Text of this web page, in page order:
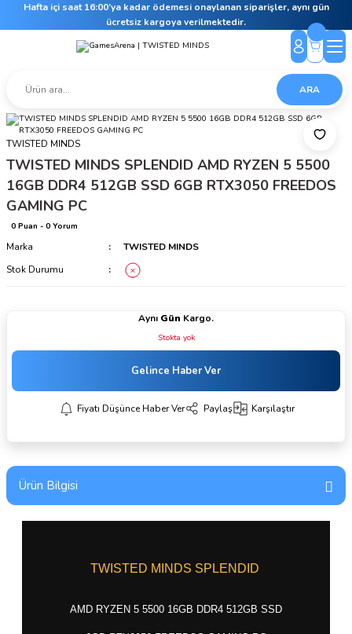
Hafta içi saat 16:00’ya kadar ödemesi onaylanan siparişler, aynı gün
ücretsiz kargoya verilmektedir.
ARA
TWISTED MINDS
TWISTED MINDS SPLENDID AMD RYZEN 5 5500
16GB DDR4 512GB SSD 6GB RTX3050 FREEDOS
GAMING PC
0 Puan - 0 Yorum
Marka
TWISTED MINDS
Stok Durumu
Aynı Gün Kargo.
Stokta yok
Gelince Haber Ver
Fiyatı Düşünce Haber Ver Paylaş Karşılaştır
Ürün Bilgisi
TWISTED MINDS SPLENDID
AMD RYZEN 5 5500 16GB DDR4 512GB SSD